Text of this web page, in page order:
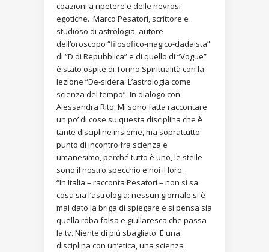
coazioni a ripetere e delle nevrosi
egotiche. Marco Pesatori, scrittore e
studioso di astrologia, autore
dell’oroscopo “filosofico-magico-dadaista”
di “D di Repubblica” e di quello di “Vogue”
è stato ospite di Torino Spiritualità con la
lezione “De-sidera. L’astrologia come
scienza del tempo”. In dialogo con
Alessandra Rito. Mi sono fatta raccontare
un po’ di cose su questa disciplina che è
tante discipline insieme, ma soprattutto
punto di incontro fra scienza e
umanesimo, perché tutto è uno, le stelle
sono il nostro specchio e noi il loro.
“In Italia – racconta Pesatori – non si sa
cosa sia l’astrologia: nessun giornale si è
mai dato la briga di spiegare e si pensa sia
quella roba falsa e giullaresca che passa
la tv. Niente di più sbagliato. È una
disciplina con un’etica, una scienza